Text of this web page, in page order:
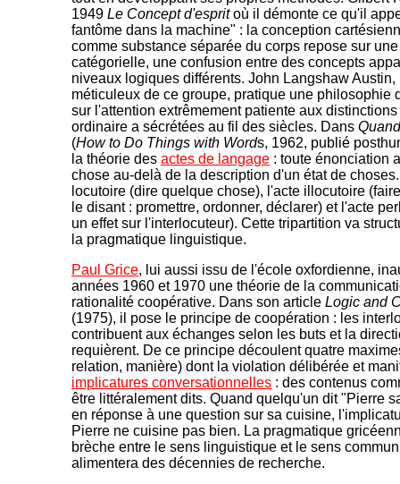
1949 Le Concept d'espritoù il démonte ce qu'il
fantôme dans la machine" : la conception
comme substance séparée du corps repose sur
catégorielle, une confusion entre des concepts
niveaux logiques différents. John Langshaw Austin,
méticuleux de ce groupe, pratique une philosophie
sur l'attention extrêmement patiente aux
ordinaire a sécrétées au fil des siècles. Dans
(How to Do Things with Words, 1962, publié
la théorie des actes de langage : toute énonciation
chose au-delà de la description d'un état de
locutoire (dire quelque chose), l'acte illocutoire
le disant : promettre, ordonner, déclarer) et l'acte
un effet sur l'interlocuteur). Cette tripartition va
la pragmatique linguistique.
Paul Grice, lui aussi issu de l'école oxfordienne,
années 1960 et 1970 une théorie de la
rationalité coopérative. Dans son article Logic and
(1975), il pose le principe de coopération : les
contribuent aux échanges selon les buts et la
requièrent. De ce principe découlent quatre
relation, manière) dont la violation délibérée et
implicatures conversationnelles : des contenus
être littéralement dits. Quand quelqu'un dit "Pierre
en réponse à une question sur sa cuisine,
Pierre ne cuisine pas bien. La pragmatique
brèche entre le sens linguistique et le sens
alimentera des décennies de recherche.